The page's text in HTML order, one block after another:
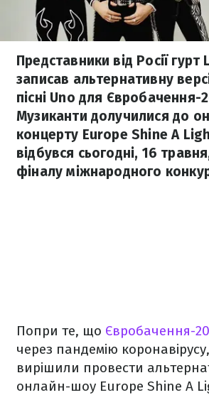
Представники від Росії
записав альтернативну
пісні Uno для Євробачення-
Музиканти долучилися до
концерту Europe Shine A
відбувся сьогодні, 16
фіналу міжнародного
Попри те, що Євробачення-
через пандемію
вирішили провести
онлайн-шоу Europe Shine A